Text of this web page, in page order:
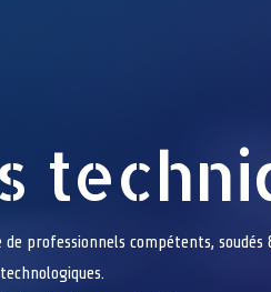
professionnels compétents,